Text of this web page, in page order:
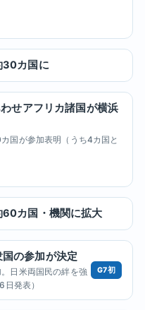
30カ国に
せアフリカ諸国が横浜
国が参加表明（うち4カ国と
60カ国・機関に拡大
の参加が決定
日米両国民の絆を強
発表）
G7初